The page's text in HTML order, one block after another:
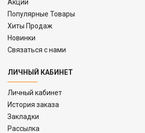
Акции
Популярные Товары
Хиты Продаж
Новинки
Связаться с нами
ЛИЧНЫЙ КАБИНЕТ
Личный кабинет
История заказа
Закладки
Рассылка